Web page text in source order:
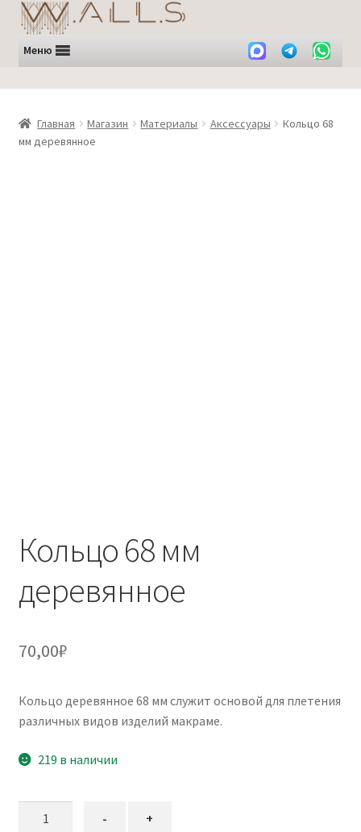
Перейти
к
навигации
Перейти
к
содержимому
Меню
Главная Магазин Материалы Аксессуары
Кольцо 68
мм деревянное
Кольцо 68 мм
деревянное
70,00₽
Кольцо деревянное 68 мм служит основой для плетения
различных видов изделий макраме.
219 в наличии
- +